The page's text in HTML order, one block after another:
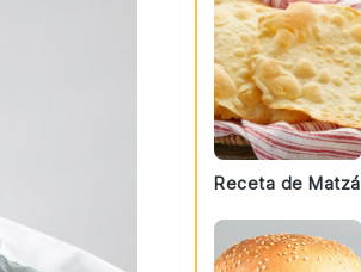
Receta de Matzá